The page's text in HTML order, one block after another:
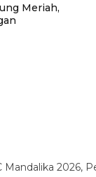
Meriah,